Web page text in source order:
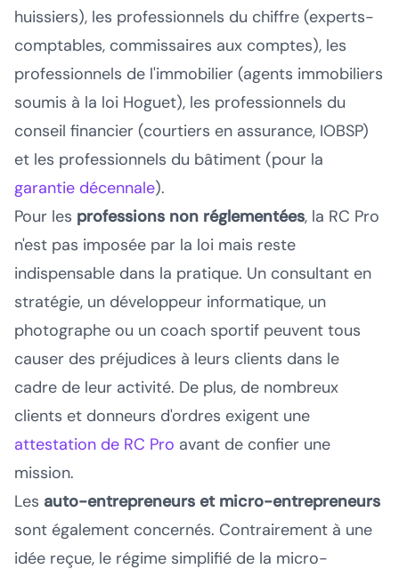
huissiers), les professionnels du chiffre (experts-
comptables, commissaires aux comptes), les
professionnels de l'immobilier (agents immobiliers
soumis à la loi Hoguet), les professionnels du
conseil financier (courtiers en assurance, IOBSP)
et les professionnels du bâtiment (pour la
garantie décennale).
Pour les professions non réglementées, la RC Pro
n'est pas imposée par la loi mais reste
indispensable dans la pratique. Un consultant en
stratégie, un développeur informatique, un
photographe ou un coach sportif peuvent tous
causer des préjudices à leurs clients dans le
cadre de leur activité. De plus, de nombreux
clients et donneurs d'ordres exigent une
attestation de RC Pro avant de confier une
mission.
Les auto-entrepreneurs et micro-entrepreneurs
sont également concernés. Contrairement à une
idée reçue, le régime simplifié de la micro-